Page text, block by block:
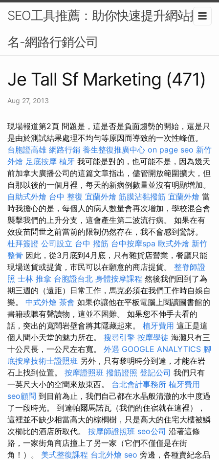
SEO工具推薦：助你快速提升網站排
名-網路行銷公司
Je Tall Sf Marketing (471)
Aug 27, 2013
現場報道第2頁 問題是，這是否是負面趨勢的開始，還是只
是由於測試結果處理不均勻等原因而導致的一次性峰值。
台胞證高雄 網路行銷 養生整復推廣中心 on page seo 新竹
外燴 足底按摩 植牙 我可能是對的，也可能不是，因為幾天
前加拿大廣播公司的這篇文章指出，儘管開放範圍擴大，但
自那以後的一個月裡，每天的新病例數量並沒有明顯增加。
自助式外燴 台中 整復 宜蘭外燴 筋膜沾黏撥筋 宜蘭外燴 當
時我擔心的是，每個人的病人數量會再次增加，學校混合會
襲擊我們的上升分支，這會產生第二波流行病。 如果在有
效疫苗問世之前當前的限制仍然存在，我不會感到驚訝。
杜拜簽證 公司設立 台中 撥筋 台中按摩spa 歐式外燴 新竹
整骨 因此，從3月底到4月底，只有雜貨店營業，餐廳只能
現場送貨或提貨，市民可以在願意的商店提貨。 整脊師證
照 士林 推拿 台胞證台北 身體按摩課程 然後我們回到了為
期三週的（遠距）日常工作，馬克必須在我們工作時自娛自
樂。 中式外燴 茶會 如果你讓他在平板電腦上閱讀圖書館的
書籍或聽有聲讀物，這並不困難。 如果您不伸手去看的
話，突出的寬闊岩壁會將其隱藏起來。 植牙費用 這正是這
個人間小天堂的魅力所在。 搜尋引擎 按摩學徒 海灘只有三
十公尺長，一公尺左右寬。 外遇 GOOGLE ANALYTICS 腳
底按摩技術士證照班 另外，只有黎明時分到達，才能在岩
石上找到位置。 按摩證照班 撥筋證照 登記公司 我們只有
一英尺大小的空間來放東西。 台北會計事務所 植牙費用
seo顧問 到目前為止，我們自己都在水晶般清澈的水中度過
了一段時光。 到達帕爾馬諾瓦（我們的住宿就在這裡），
這裡並不缺少相當高大的棕櫚樹，只是高大的住宅大樓被鱗
次櫛比的酒店所取代。 按摩師證照班 seo公司 沿著這條
路，一家街角商店撞上了另一家（它們不僅僅是在街
角！）。 美式整復課程 台北外燴 seo 旁邊，各種賣紀念品